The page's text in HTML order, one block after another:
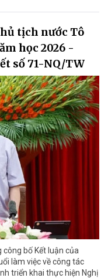
tịch nước Tô
học 2026 -
số 71-NQ/TW
bố Kết luận của
làm việc về công tác
triển khai thực hiện Nghị